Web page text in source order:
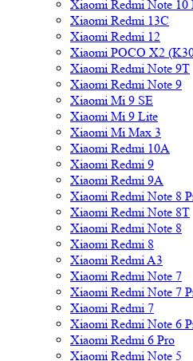
Xiaomi Redmi Note 10
Xiaomi Redmi 13C
Xiaomi Redmi 12
Xiaomi POCO X2
Xiaomi Redmi Note 9T
Xiaomi Redmi Note 9
Xiaomi Mi 9 SE
Xiaomi Mi 9 Lite
Xiaomi Mi Max 3
Xiaomi Redmi 10A
Xiaomi Redmi 9
Xiaomi Redmi 9A
Xiaomi Redmi Note 8
Xiaomi Redmi Note 8T
Xiaomi Redmi Note 8
Xiaomi Redmi 8
Xiaomi Redmi A3
Xiaomi Redmi Note 7
Xiaomi Redmi Note 7
Xiaomi Redmi 7
Xiaomi Redmi Note 6
Xiaomi Redmi 6 Pro
Xiaomi Redmi Note 5